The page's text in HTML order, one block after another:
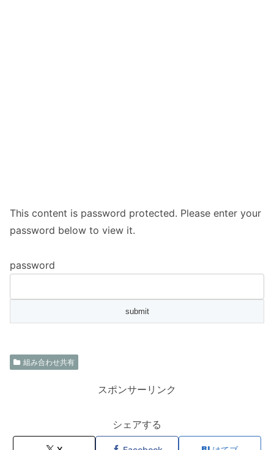
This content is password protected. Please enter your
password below to view it.
password
組み合わせ共有
スポンサーリンク
シェアする